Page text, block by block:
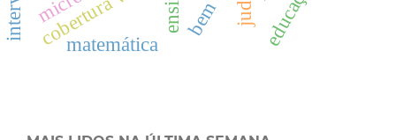
matemática
judô